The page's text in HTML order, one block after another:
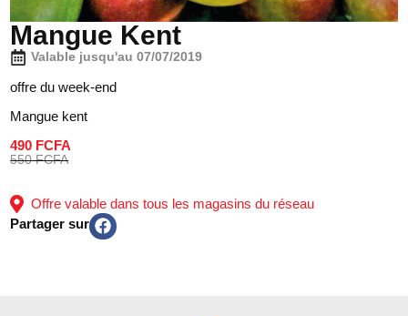
Mangue Kent
Valable jusqu'au 07/07/2019
offre du week-end
Mangue kent
490 FCFA
550 FCFA
Offre valable dans tous les magasins du réseau
Partager sur